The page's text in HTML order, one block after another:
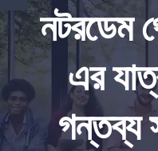
নটরডেম
এর
গন্তব্য
Sliding
Bar
Area